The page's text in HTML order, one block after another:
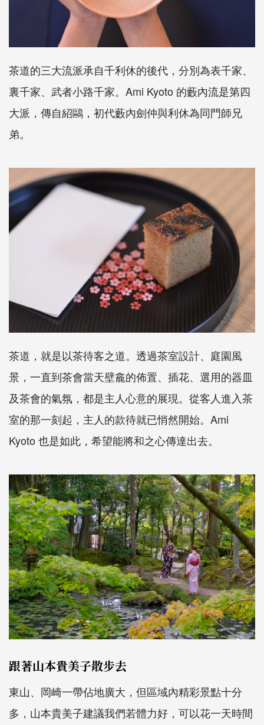
茶道的三大流派承自千利休的後代，分別為表千家、
裏千家、武者小路千家。Ami Kyoto 的藪內流是第四
大派，傳自紹鷗，初代藪內劍仲與利休為同門師兄
弟。
茶道，就是以茶待客之道。透過茶室設計、庭園風
景，一直到茶會當天壁龕的佈置、插花、選用的器皿
及茶會的氣氛，都是主人心意的展現。從客人進入茶
室的那一刻起，主人的款待就已悄然開始。Ami
Kyoto 也是如此，希望能將和之心傳達出去。
跟著山本貴美子散步去
東山、岡崎一帶佔地廣大，但區域內精彩景點十分
多，山本貴美子建議我們若體力好，可以花一天時間